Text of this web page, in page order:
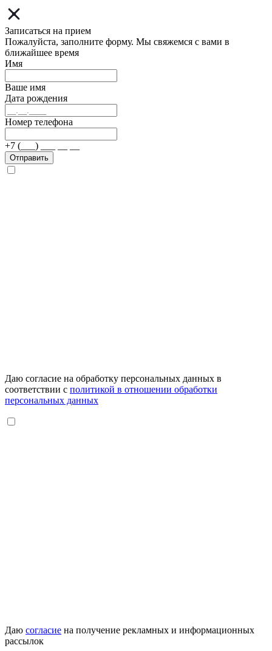
Записаться на прием
Пожалуйста, заполните форму. Мы свяжемся с вами в
ближайшее время
Имя
Ваше имя
Дата рождения
Номер телефона
+7 (___) ___ __ __
Отправить
Даю согласие на обработку персональных данных в
соответствии с политикой в отношении обработки
персональных данных
Даю согласие на получение рекламных и информационных
рассылок